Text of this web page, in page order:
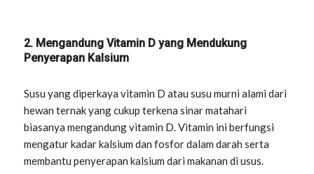
2. Mengandung Vitamin D yang Mendukung
Penyerapan Kalsium
Susu yang diperkaya vitamin D atau susu murni alami dari
hewan ternak yang cukup terkena sinar matahari
biasanya mengandung vitamin D. Vitamin ini berfungsi
mengatur kadar kalsium dan fosfor dalam darah serta
membantu penyerapan kalsium dari makanan di usus.